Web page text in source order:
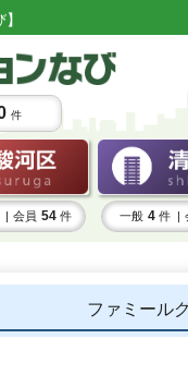
件
| 会員 54 件 一般 4 件 |
ファミール